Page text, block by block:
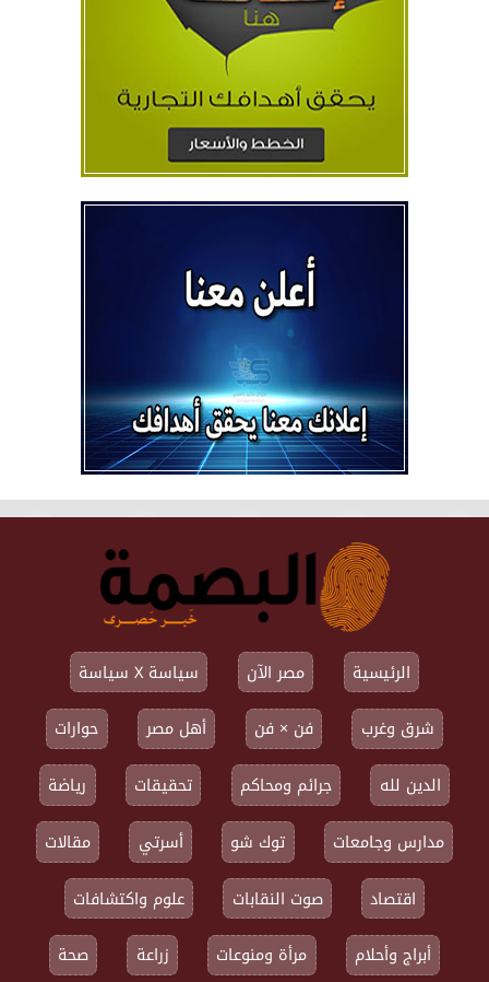
الرئيسية مصر الآن
سياسة X سياسة
شرق وغرب
فن × فن أهل مصر
حوارات
الدين لله
جرائم ومحاكم تحقيقات
رياضة
مدارس وجامعات
توك شو أسرتي
مقالات
اقتصاد
صوت النقابات
علوم واكتشافات
أبراج وأحلام
مرأة ومنوعات زراعة صحة